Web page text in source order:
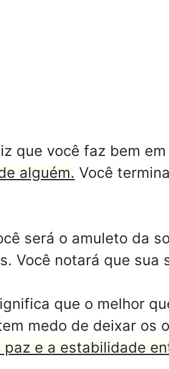
que você faz bem
alguém. Você
será o amuleto da
Você notará que
que o melhor
medo de deixar os
e a estabilidade